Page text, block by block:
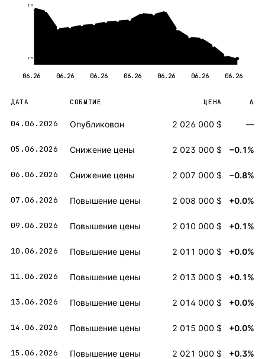
2 М
2 М
06.26 06.26 06.26 06.26 06.26 06.26 06.26
ДАТА СОБЫТИЕ ЦЕНА Δ
04.06.2026 Опубликован 2 026 000 $ —
05.06.2026 Снижение цены 2 023 000 $ −0.1%
06.06.2026 Снижение цены 2 007 000 $ −0.8%
07.06.2026 Повышение цены 2 008 000 $ +0.0%
09.06.2026 Повышение цены 2 010 000 $ +0.1%
10.06.2026 Повышение цены 2 011 000 $ +0.0%
11.06.2026 Повышение цены 2 013 000 $ +0.1%
13.06.2026 Повышение цены 2 014 000 $ +0.0%
14.06.2026 Повышение цены 2 015 000 $ +0.0%
15.06.2026 Повышение цены 2 021 000 $ +0.3%